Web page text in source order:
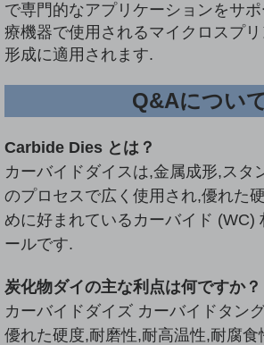
で専門的なアプリケーションをサ
療機器で使用されるマイクロスプ
形成に適用されます.
Q&Aについ
Carbide Dies とは？
カーバイドダイスは,金属成形,スタ
のプロセスで広く使用され,優れた
めに好まれているカーバイド (WC)
ールです.
炭化物ダイの主な利点は何ですか？
カーバイドダイズ カーバイドタン
優れた硬度,耐磨性,耐高温性,耐腐